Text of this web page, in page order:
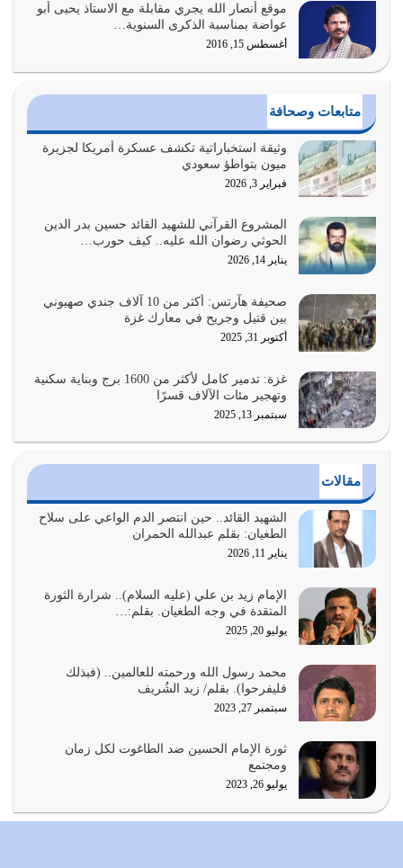
أبرز أسباب الشقاء هو الإعراض عن ذكر الله وعن هدى الله
المتمثل في القرآن الكريم
يوليو 31, 2026
أولياء الشيطان كلما كانوا أكثر ولاءً وطاعة للشيطان كلما كانوا
أكثر ضعفاً
يوليو 30, 2026
وعد الله تعالى من يُقتل في سبيله بالحياة الأبدية والرزق
والاستبشار والنجاة والخلود في…
يوليو 29, 2026
القرآن الكريم هو أهم مصدر لمعرفة رسول الله معرفة سيرته
معرفة شخصيته معرفة عظمته
يوليو 28, 2026
هل نحن من الصالحين؟ قيِّم نفسك هنا اترك القرآن على أصله
وأعرض نفسك، وأعرض ما لديك على…
يوليو 27, 2026
عندما يكون عدوك هو عدو الله معناه أن تكون نقاط الضعف
أراد الله لهذه الأمة ان تكون خير امة أخرجت للناس بالنهوض
بالأمر بالمعروف والنهي عن…
يوليو 25, 2026
واجتهاداتنا لأننا سنختلف ونتفرق
يوليو 24, 2026
أمة عاجزة عن النهوض…
يوليو 23, 2026
بحبل الله جميعاً وليس كل…
يوليو 22, 2026
المُلك كله لله تعالى يؤتيه من يشاء وينزعه ممن يشاء ويعز من
موقع أنصار الله يجري مقابلة مع الاستاذ يحيى أبو
عواضة بمناسبة الذكرى السنوية…
أغسطس 15, 2016
متابعات وصحافة
وثيقة استخباراتية تكشف عسكرة أمريكا لجزيرة
ميون بتواطؤ سعودي
فبراير 3, 2026
المشروع القرآني للشهيد القائد حسين بدر الدين
الحوثي رضوان الله عليه.. كيف حورب…
يناير 14, 2026
صحيفة هآرتس: أكثر من 10 آلاف جندي صهيوني
بين قتيل وجريح في معارك غزة
أكتوبر 31, 2025
غزة: تدمير كامل لأكثر من 1600 برج وبناية سكنية
وتهجير مئات الآلاف قسرًا
سبتمبر 13, 2025
مقالات
الشهيد القائد.. حين انتصر الدم الواعي على سلاح
الطغيان: بقلم عبدالله الحمران
يناير 11, 2026
الإمام زيد بن علي (عليه السلام).. شرارة الثورة
المتقدة في وجه الطغيان. بقلم:…
يوليو 20, 2025
محمد رسول الله ورحمته للعالمين.. (فبذلك
فليفرحوا). بقلم/ زيد الشُريف
سبتمبر 27, 2023
ثورة الإمام الحسين ضد الطاغوت لكل زمان
ومجتمع
يوليو 26, 2023